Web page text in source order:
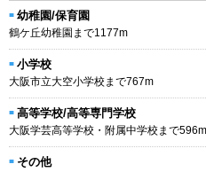
幼稚園/保育園
鶴ケ丘幼稚園まで1177m
小学校
大阪市立大空小学校まで767m
高等学校/高等専門学校
大阪学芸高等学校・附属中学校まで596m
その他